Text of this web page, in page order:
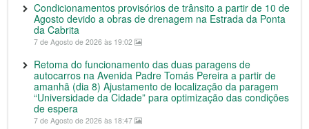
Condicionamentos provisórios de trânsito a partir de 10 de
Agosto devido a obras de drenagem na Estrada da Ponta
da Cabrita
7 de Agosto de 2026 às 19:02
Retoma do funcionamento das duas paragens de
autocarros na Avenida Padre Tomás Pereira a partir de
amanhã (dia 8) Ajustamento de localização da paragem
“Universidade da Cidade” para optimização das condições
de espera
7 de Agosto de 2026 às 18:47